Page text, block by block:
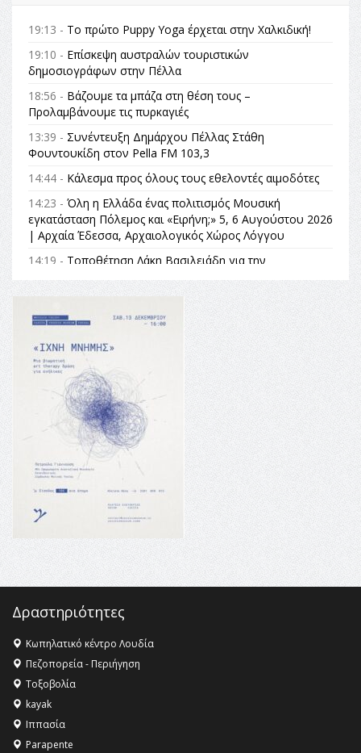
19:13 - Το πρώτο Puppy Yoga έρχεται στην Χαλκιδική!
19:10 - Επίσκεψη αυστραλών τουριστικών
δημοσιογράφων στην Πέλλα
18:56 - Βάζουμε τα μπάζα στη θέση τους –
Προλαμβάνουμε τις πυρκαγιές
13:39 - Συνέντευξη Δημάρχου Πέλλας Στάθη
Φουντουκίδη στον Pella FM 103,3
14:44 - Κάλεσμα προς όλους τους εθελοντές αιμοδότες
14:23 - Όλη η Ελλάδα ένας πολιτισμός Μουσική
εγκατάσταση Πόλεμος και «Ειρήνη;» 5, 6 Αυγούστου 2026
| Αρχαία Έδεσσα, Αρχαιολογικός Χώρος Λόγγου
14:19 - Τοποθέτηση Λάκη Βασιλειάδη για την
Αναθεώρηση του Συντάγματος: «Σε τέτοιες κορυφαίες
θεσμικές διαδικασίες υπάρχει μόνο η ευθύνη απέναντι
Το πρόγραμμα του ΠΑΟΚ στον δεύτερο γύρο του
Champions League!
16:27 - Όλυμπος: Εντάχθηκε στον Κατάλογο Παγκόσμιας
Κληρονομιάς της UNESCO – Ομόφωνη η απόφαση Ο
Όλυμπος αναγνωρίστηκε ως φυσικό και πολιτιστικό
αγαθό εξέχουσας οικουμενικής αξίας για την
ανθρωπότητα
16:18 -ΕΝΟΡΙΑΚΕΣ ΚΑΛΟΚΑΙΡΙΝΕΣ ΔΡΑΣΕΙΣ ΓΙΑ ΠΑΙΔΙΑ
ΣΤΗΝ ΕΔΕΣΣΑ
Δραστηριότητες
Κωπηλατικό κέντρο Λουδία
Πεζοπορεία - Περιήγηση
Τοξοβολία
kayak
Ιππασία
Parapente